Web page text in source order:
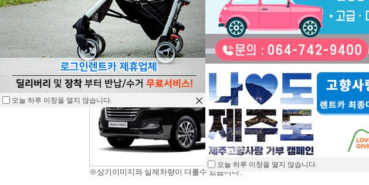
렌트카 예약하기
※상기이미지와 실제차량이 다를수 있습니다.
그랜
차종
오늘 하루 이창을 열지 않습니다.
오늘 하루 이창을 열지 않습니다.
오늘 하루 이창을 열지 않습니다.